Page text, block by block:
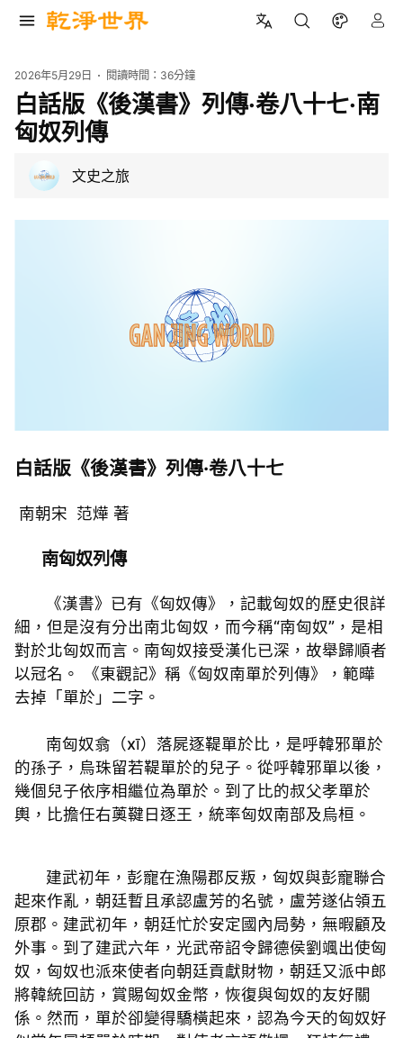
2026年5月29日 閱讀時間： 36分鐘
白話版《後漢書》列傳·卷八十七·南
匈奴列傳
文史之旅
白話版《後漢書》列傳·卷八十七
南朝宋 范燁 著
南匈奴列傳
《漢書》已有《匈奴傳》，記載匈奴的歷史很詳
細，但是沒有分出南北匈奴，而今稱“南匈奴”，是相
對於北匈奴而言。南匈奴接受漢化已深，故舉歸順者
以冠名。 《東觀記》稱《匈奴南單於列傳》，範曄
去掉「單於」二字。
南匈奴翕（xī）落屍逐鞮單於比，是呼韓邪單於
的孫子，烏珠留若鞮單於的兒子。從呼韓邪單以後，
幾個兒子依序相繼位為單於。到了比的叔父孝單於
輿，比擔任右薁鞬日逐王，統率匈奴南部及烏桓。
建武初年，彭寵在漁陽郡反叛，匈奴與彭寵聯合
起來作亂，朝廷暫且承認盧芳的名號，盧芳遂佔領五
原郡。建武初年，朝廷忙於安定國內局勢，無暇顧及
外事。到了建武六年，光武帝詔令歸德侯劉颯出使匈
奴，匈奴也派來使者向朝廷貢獻財物，朝廷又派中郎
將韓統回訪，賞賜匈奴金幣，恢復與匈奴的友好關
係。然而，單於卻變得驕橫起來，認為今天的匈奴好